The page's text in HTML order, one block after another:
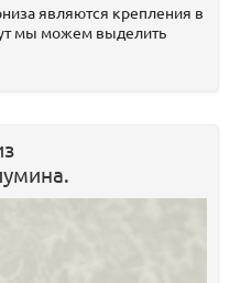
являются крепления в
мы можем выделить